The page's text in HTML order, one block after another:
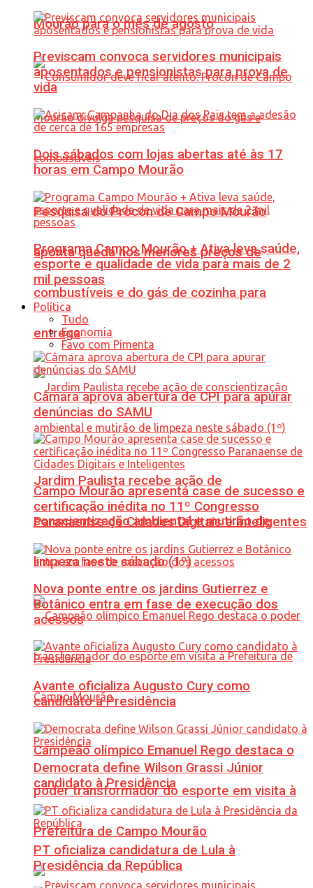
Mourão para o mês de agosto
Pesquisa do Procon de Campo Mourão
aponta queda nos menores preços de
combustíveis e do gás de cozinha para
entrega
Jardim Paulista recebe ação de
conscientização ambiental e mutirão de
limpeza neste sábado (1º)
Campeão olímpico Emanuel Rego destaca o
poder transformador do esporte em visita à
Prefeitura de Campo Mourão
Previscam convoca servidores municipais
aposentados e pensionistas para prova de
vida
Dois sábados com lojas abertas até às 17
horas em Campo Mourão
Programa Campo Mourão + Ativa leva saúde,
esporte e qualidade de vida para mais de 2
mil pessoas
Política
Tudo
Economia
Favo com Pimenta
Câmara aprova abertura de CPI para apurar
denúncias do SAMU
Campo Mourão apresenta case de sucesso e
certificação inédita no 11º Congresso
Paranaense de Cidades Digitais e Inteligentes
Nova ponte entre os jardins Gutierrez e
Botânico entra em fase de execução dos
acessos
Avante oficializa Augusto Cury como
candidato à Presidência
Democrata define Wilson Grassi Júnior
candidato à Presidência
PT oficializa candidatura de Lula à
Presidência da República